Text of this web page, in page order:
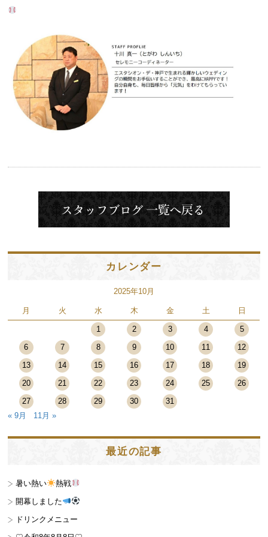
カレンダー
2025年10月
月 火 水 木 金 土 日
1 2 3 4
5
6
7 8 9 10 11
12
13
14 15 16 17 18
19
20
21 22 23 24 25
26
27
28 29 30
31
« 9月
11月 »
最近の記事
暑い熱い
熱戦
開幕しました
ドリンクメニュー